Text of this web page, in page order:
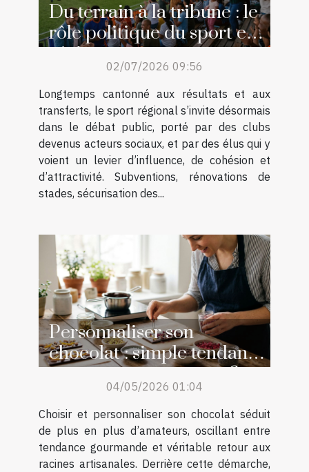
Du terrain à la tribune : le
rôle politique du sport en
région
02/07/2026 09:56
Longtemps cantonné aux résultats et aux
transferts, le sport régional s’invite désormais
dans le débat public, porté par des clubs
devenus acteurs sociaux, et par des élus qui y
voient un levier d’influence, de cohésion et
d’attractivité. Subventions, rénovations de
stades, sécurisation des...
Personnaliser son
chocolat : simple tendance
ou retour aux sources ?
04/05/2026 01:04
Choisir et personnaliser son chocolat séduit
de plus en plus d’amateurs, oscillant entre
tendance gourmande et véritable retour aux
racines artisanales. Derrière cette démarche,